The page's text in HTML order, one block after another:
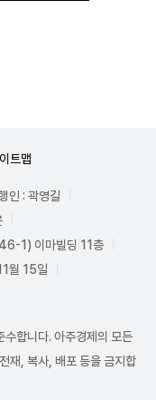
트맵
인 : 곽영길
1) 이마빌딩 11층
월 15일
수합니다. 아주경제의 모든
재, 복사, 배포 등을 금지합